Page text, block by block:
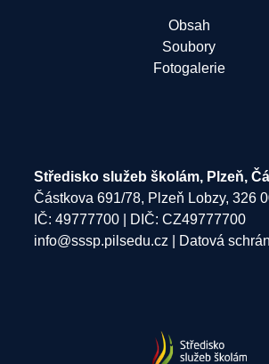
Obsah
Soubory
Fotogalerie
Středisko služeb školám, Plzeň,
Částkova 691/78, Plzeň Lobzy, 326
IČ: 49777700 | DIČ: CZ49777700
info@sssp.pilsedu.cz | Datová